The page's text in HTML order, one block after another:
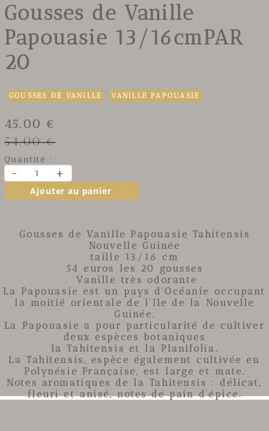
Gousses de Vanille
Papouasie 13/16cmPAR
20
GOUSSES DE VANILLE VANILLE PAPOUASIE
45.00 €
54.00 €
Quantité :
- +
Ajouter au panier
Gousses de Vanille Papouasie Tahitensis
Nouvelle Guinée
taille 13/16 cm
54 euros les 20 gousses
Vanille très odorante
La Papouasie est un pays d’Océanie occupant
la moitié orientale de l’Ile de la Nouvelle
Guinée.
La Papouasie a pour particularité de cultiver
deux espèces botaniques
la Tahitensis et la Planifolia.
La Tahitensis, espèce également cultivée en
Polynésie Française, est large et mate.
Notes aromatiques de la Tahitensis : délicat,
fleuri et anisé, notes de pain d’épice.